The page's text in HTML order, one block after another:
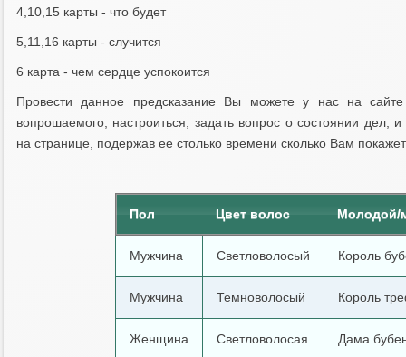
4,10,15 карты - что будет
5,11,16 карты - случится
6 карта - чем сердце успокоится
Провести данное предсказание Вы можете у нас на
вопрошаемого, настроиться, задать вопрос о состоянии дел,
на странице, подержав ее столько времени сколько Вам
Пол Цвет волос Молодой/
Мужчина Светловолосый Король
Мужчина Темноволосый Король
Женщина Светловолосая Дама